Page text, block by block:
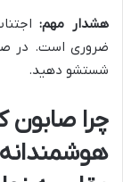
هشدار مهم:
ضروری است. در
شستشو دهید.
چرا صابون